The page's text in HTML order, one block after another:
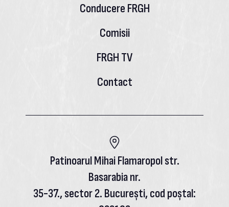
Conducere FRGH
Comisii
FRGH TV
Contact
Patinoarul Mihai Flamaropol str.
Basarabia nr.
35-37., sector 2. București, cod poștal: